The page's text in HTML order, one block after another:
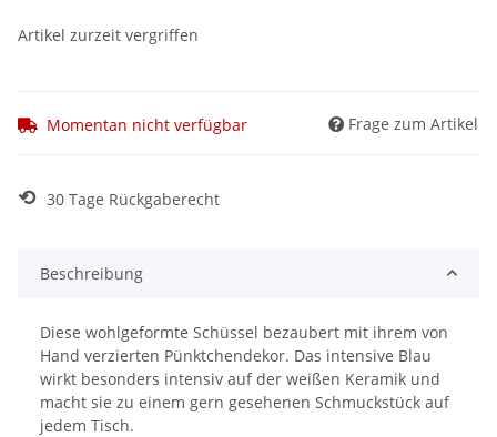
Artikel zurzeit vergriffen
Momentan nicht verfügbar Frage zum Artikel
⟲ 30 Tage Rückgaberecht
Beschreibung
Diese wohlgeformte Schüssel bezaubert mit ihrem von
Hand verzierten Pünktchendekor. Das intensive Blau
wirkt besonders intensiv auf der weißen Keramik und
macht sie zu einem gern gesehenen Schmuckstück auf
jedem Tisch.